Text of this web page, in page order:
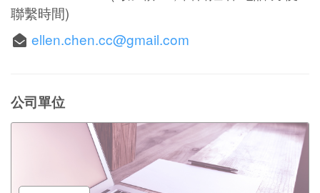
聯繫時間)
ellen.chen.cc@gmail.com
公司單位